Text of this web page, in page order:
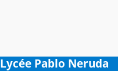
Lycée Pablo Neruda